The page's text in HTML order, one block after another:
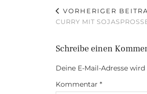
VORHERIGER
CURRY MIT
Schreibe einen
Deine E-Mail-Adresse
Kommentar *